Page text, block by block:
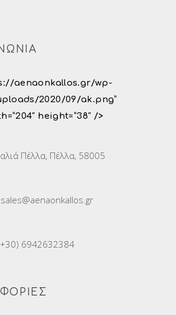
aenaonkallos.gr/wp-
2020/09/ak.png”
height=”38″ />
Πέλλα, Πέλλα, 58005
sales@aenaonkallos.gr
6942632384